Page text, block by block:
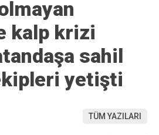
kalp krizi
sahil
yetişti
TÜM YAZILARI